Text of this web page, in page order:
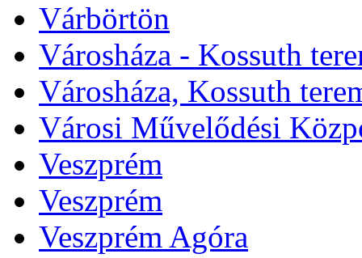
Várbörtön
Városháza - Kossuth
Városháza, Kossuth
Városi Művelődési
Veszprém
Veszprém
Veszprém Agóra